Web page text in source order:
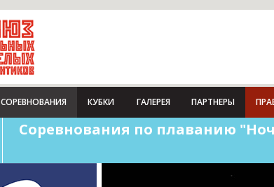
СОРЕВНОВАНИЯ КУБКИ ГАЛЕРЕЯ ПАРТНЕРЫ
Соревнования по плаванию